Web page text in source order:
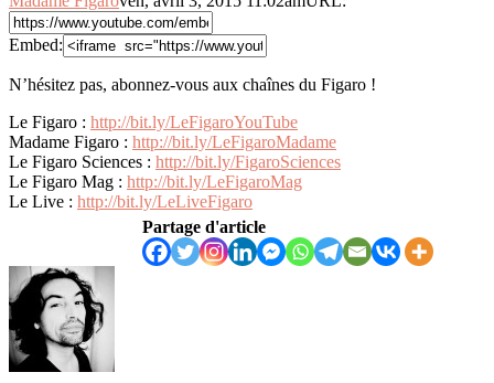
Embed:
N’hésitez pas, abonnez-vous aux chaînes du Figaro !
Le Figaro : http://bit.ly/LeFigaroYouTube
Madame Figaro : http://bit.ly/LeFigaroMadame
Le Figaro Sciences : http://bit.ly/FigaroSciences
Le Figaro Mag : http://bit.ly/LeFigaroMag
Le Live : http://bit.ly/LeLiveFigaro
Partage d'article